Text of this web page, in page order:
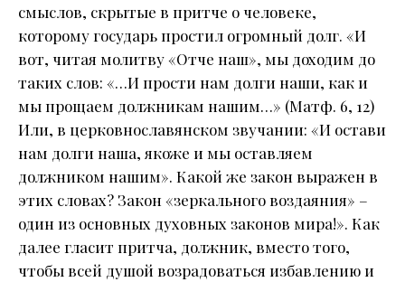
смыслов, скрытые в притче о человеке,
которому государь простил огромный долг. «И
вот, читая молитву «Отче наш», мы доходим до
таких слов: «…И прости нам долги наши, как и
мы прощаем должникам нашим…» (Матф. 6, 12)
Или, в церковнославянском звучании: «И остави
нам долги наша, якоже и мы оставляем
должником нашим». Какой же закон выражен в
этих словах? Закон «зеркального воздаяния» –
один из основных духовных законов мира!». Как
далее гласит притча, должник, вместо того,
чтобы всей душой возрадоваться избавлению и